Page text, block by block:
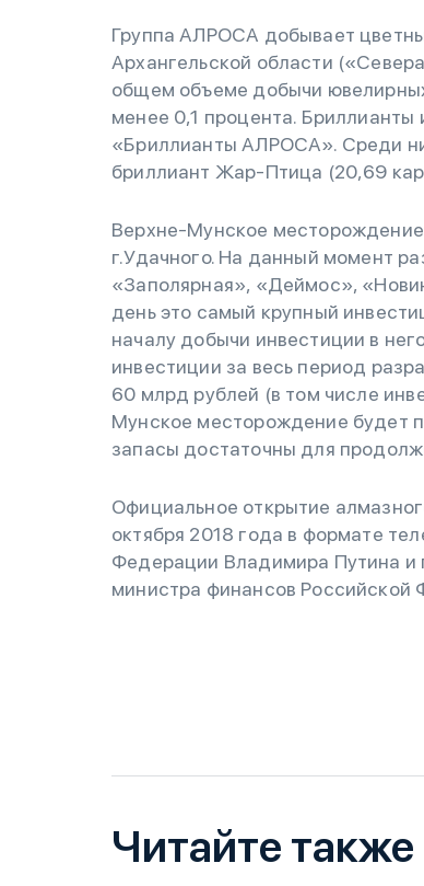
Группа АЛРОСА добывает
Архангельской области
общем объеме добычи
менее 0,1 процента. Бриллианты
«Бриллианты АЛРОСА». Среди
бриллиант Жар-Птица (20,69
Верхне-Мунское месторождение
г.Удачного. На данный момент
«Заполярная», «Деймос»,
день это самый крупный
началу добычи инвестиции в
инвестиции за весь период
60 млрд рублей (в том числе
Мунское месторождение будет
запасы достаточны для
Официальное открытие
октября 2018 года в формате
Федерации Владимира Путина и
министра финансов
Читайте также